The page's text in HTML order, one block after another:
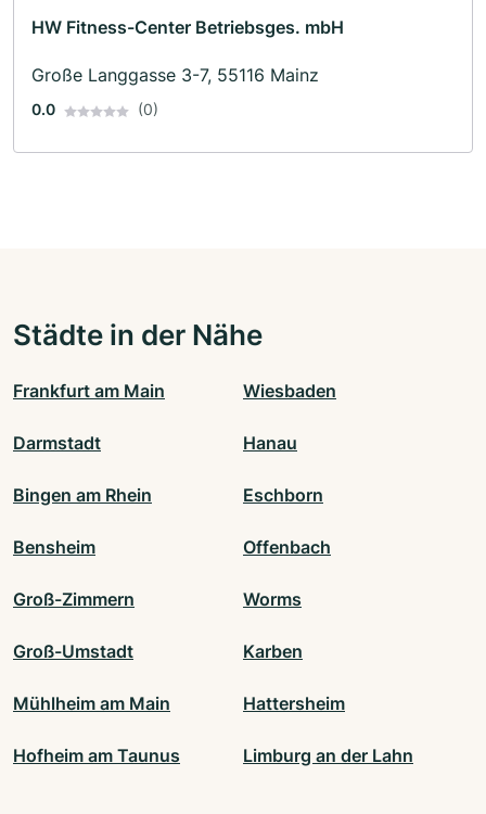
HW Fitness-Center Betriebsges. mbH
Große Langgasse 3-7, 55116 Mainz
0.0 (0)
Städte in der Nähe
Frankfurt am Main Wiesbaden
Darmstadt Hanau
Bingen am Rhein Eschborn
Bensheim Offenbach
Groß-Zimmern Worms
Groß-Umstadt Karben
Mühlheim am Main Hattersheim
Hofheim am Taunus Limburg an der Lahn